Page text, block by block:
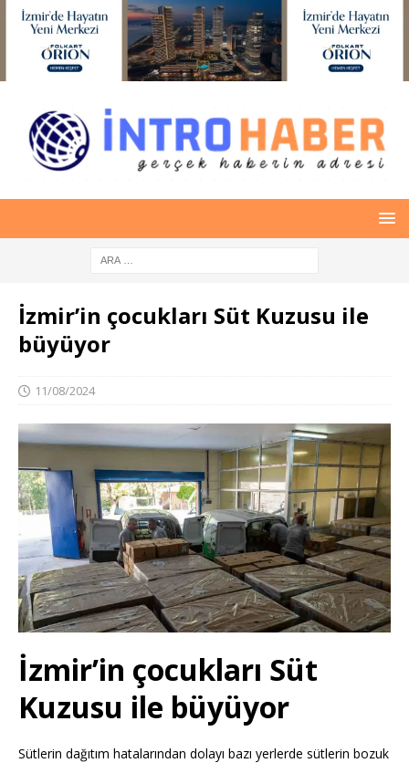
İzmir’in çocukları Süt Kuzusu ile
büyüyor
11/08/2024
İzmir’in çocukları Süt
Kuzusu ile büyüyor
Sütlerin dağıtım hatalarından dolayı bazı yerlerde sütlerin bozuk